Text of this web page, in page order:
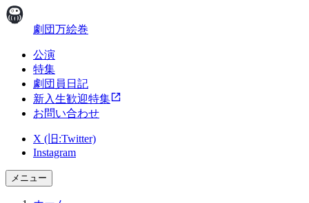
劇団万絵巻
公演
特集
劇団員日記
新入生歓迎特集
お問い合わせ
X (旧:Twitter)
Instagram
メニュー